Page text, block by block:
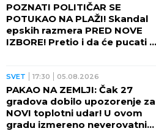
POZNATI POLITIČAR SE
POTUKAO NA PLAŽI! Skandal
epskih razmera PRED NOVE
IZBORE! Pretio i da će pucati u
SVET 17:30 05.08.2026
PAKAO NA ZEMLJI: Čak 27
gradova dobilo upozorenje za
NOVI toplotni udar! U ovom
gradu izmereno neverovatnih